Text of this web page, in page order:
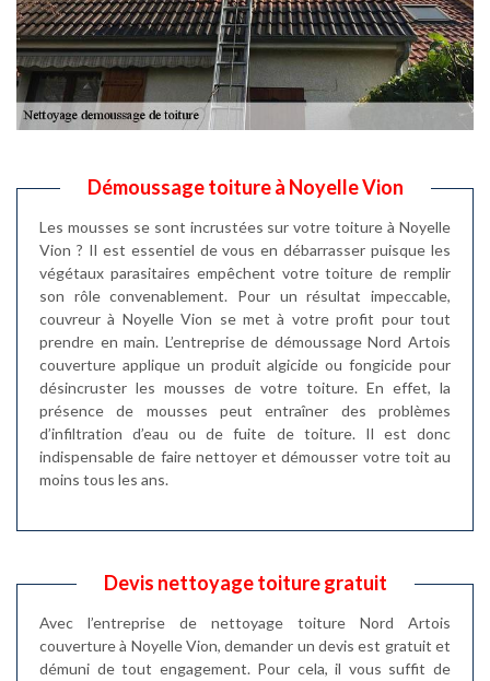
Démoussage toiture à Noyelle Vion
Les mousses se sont incrustées sur votre toiture à Noyelle
Vion ? Il est essentiel de vous en débarrasser puisque les
végétaux parasitaires empêchent votre toiture de remplir
son rôle convenablement. Pour un résultat impeccable,
couvreur à Noyelle Vion se met à votre profit pour tout
prendre en main. L’entreprise de démoussage Nord Artois
couverture applique un produit algicide ou fongicide pour
désincruster les mousses de votre toiture. En effet, la
présence de mousses peut entraîner des problèmes
d’infiltration d’eau ou de fuite de toiture. Il est donc
indispensable de faire nettoyer et démousser votre toit au
moins tous les ans.
Devis nettoyage toiture gratuit
Avec l’entreprise de nettoyage toiture Nord Artois
couverture à Noyelle Vion, demander un devis est gratuit et
démuni de tout engagement. Pour cela, il vous suffit de